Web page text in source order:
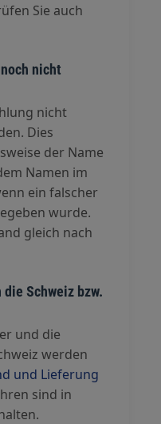
Sie auch
nicht
nicht
Dies
der Name
Namen im
ein falscher
wurde.
gleich nach
Schweiz bzw.
und die
werden
und Lieferung
sind in